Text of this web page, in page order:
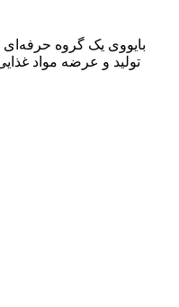
تولید و عرضه مواد